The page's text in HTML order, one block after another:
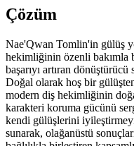
Çözüm
Nae'Qwan Tomlin'in gülüş
hekimliğinin özenli bakımla
başarıyı artıran
Doğal olarak hoş bir
modern diş hekimliğinin
karakteri koruma gücünü
kendi gülüşlerini
sunarak, olağanüstü